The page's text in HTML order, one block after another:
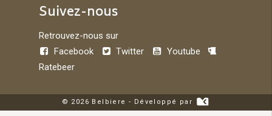
Suivez-nous
Retrouvez-nous sur
Facebook
Twitter
Youtube
Ratebeer
© 2026 Belbiere - Développé par